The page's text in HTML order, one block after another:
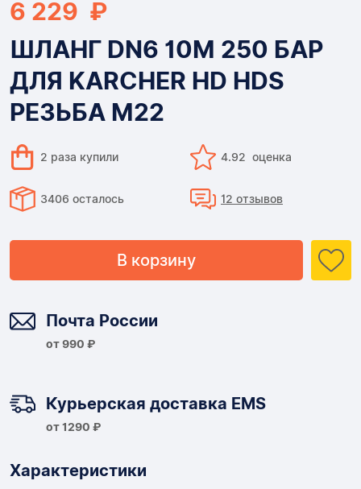
6 229 ₽
ШЛАНГ DN6 10M 250 БАР
ДЛЯ KARCHER HD HDS
РЕЗЬБА M22
2 раза купили 4.92 оценка
3406 осталось 12 отзывов
В корзину
Почта России
от 990 ₽
Курьерская доставка EMS
от 1290 ₽
Характеристики